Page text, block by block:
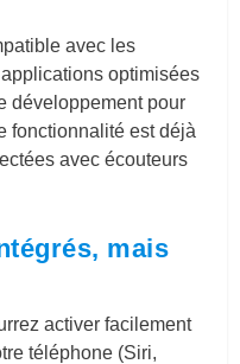
avec les
optimisées
développement pour
fonctionnalité est déjà
avec écouteurs
mais
activer facilement
téléphone (Siri,